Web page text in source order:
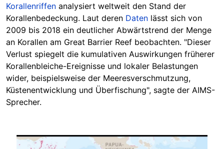
Korallenriffen analysiert weltweit den Stand der
Korallenbedeckung. Laut deren Daten lässt sich von
2009 bis 2018 ein deutlicher Abwärtstrend der Menge
an Korallen am Great Barrier Reef beobachten. "Dieser
Verlust spiegelt die kumulativen Auswirkungen früherer
Korallenbleiche-Ereignisse und lokaler Belastungen
wider, beispielsweise der Meeresverschmutzung,
Küstenentwicklung und Überfischung", sagte der AIMS-
Sprecher.
Image